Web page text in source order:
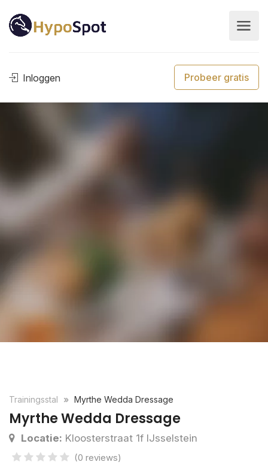
Inloggen Probeer gratis
Trainingsstal Myrthe Wedda Dressage
Myrthe Wedda Dressage
Locatie: Kloosterstraat 1f IJsselstein
(0 reviews)